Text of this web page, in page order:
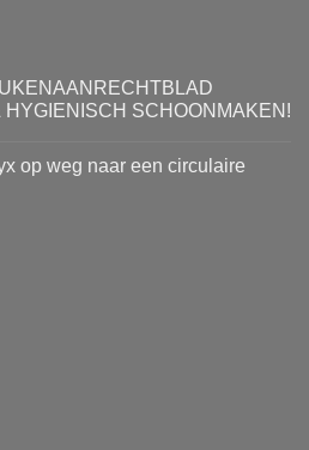
SCHOONMAKEN!
op weg naar een circulaire